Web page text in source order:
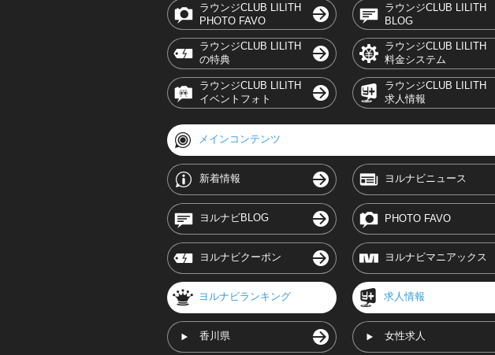
ラウンジCLUB LILITH
PHOTO FAVO
ラウンジCLUB LILITH
BLOG
ラウンジCLUB LILITH
の特典
ラウンジCLUB LILITH
料金システム
ラウンジCLUB LILITH
イベントフォト
ラウンジCLUB LILITH
求人情報
メインコンテンツ
新着情報 ヨルナビニュース
ヨルナビBLOG PHOTO FAVO
ヨルナビクーポン ヨルナビマニアックス
ヨルナビランキング
香川県
求人情報
女性求人